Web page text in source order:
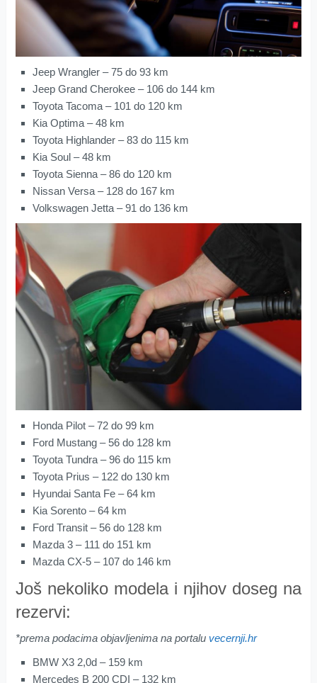
Jeep Wrangler – 75 do 93 km
Jeep Grand Cherokee – 106 do 144 km
Toyota Tacoma – 101 do 120 km
Kia Optima – 48 km
Toyota Highlander – 83 do 115 km
Kia Soul – 48 km
Toyota Sienna – 86 do 120 km
Nissan Versa – 128 do 167 km
Volkswagen Jetta – 91 do 136 km
Honda Pilot – 72 do 99 km
Ford Mustang – 56 do 128 km
Toyota Tundra – 96 do 115 km
Toyota Prius – 122 do 130 km
Hyundai Santa Fe – 64 km
Kia Sorento – 64 km
Ford Transit – 56 do 128 km
Mazda 3 – 111 do 151 km
Mazda CX-5 – 107 do 146 km
Još nekoliko modela i njihov doseg na
rezervi:
*prema podacima objavljenima na portalu vecernji.hr
BMW X3 2,0d – 159 km
Mercedes B 200 CDI – 132 km